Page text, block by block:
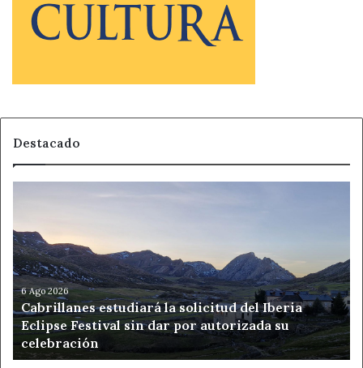
Destacado
solicitud
del
Iberia
Eclipse
Festival
sin
dar
por
6 Ago 2026
Cabrillanes estudiará la solicitud del Iberia
Eclipse Festival sin dar por autorizada su
celebración